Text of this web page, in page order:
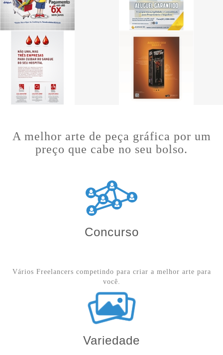
A melhor arte de peça gráfica por um
preço que cabe no seu bolso.
Concurso
Vários Freelancers competindo para criar a melhor arte para
você.
Variedade